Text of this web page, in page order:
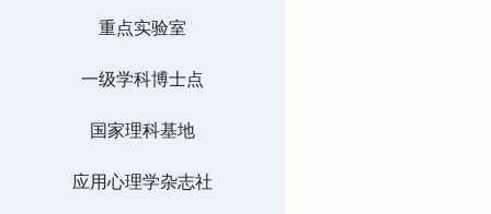
重点实验室
一级学科博士点
国家理科基地
应用心理学杂志社